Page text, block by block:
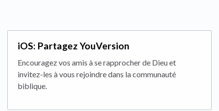
iOS: Partagez YouVersion
Encouragez vos amis à se rapprocher de Dieu et
invitez-les à vous rejoindre dans la communauté
biblique.